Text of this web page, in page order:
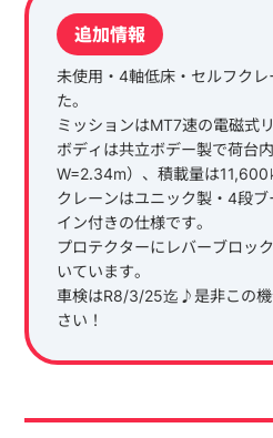
追加情報
未使用・4軸低床・セルフク
た。
ミッションはMT7速の電磁式
ボディは共立ボデー製で荷台
W=2.34m）、積載量は11,600
クレーンはユニック製・4段
イン付きの仕様です。
プロテクターにレバーブロッ
いています。
車検はR8/3/25迄♪是非この
さい！